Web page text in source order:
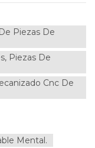
Piezas De
Piezas De
Cnc De
Mental.